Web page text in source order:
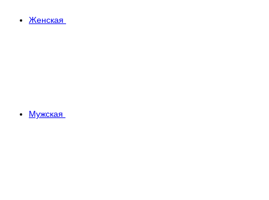
Женская
Мужская